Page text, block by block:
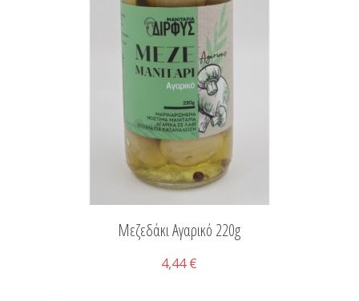
Μεζεδάκι Αγαρικό 220g
4,44 €